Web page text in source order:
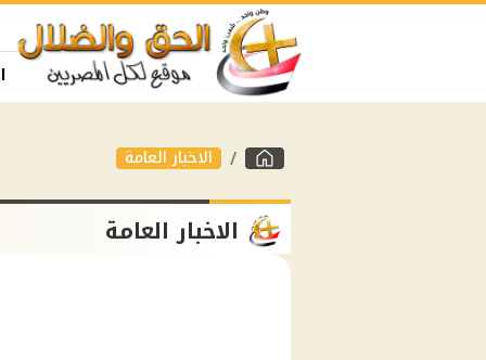
الاخبار العامة
الاخبار العامة